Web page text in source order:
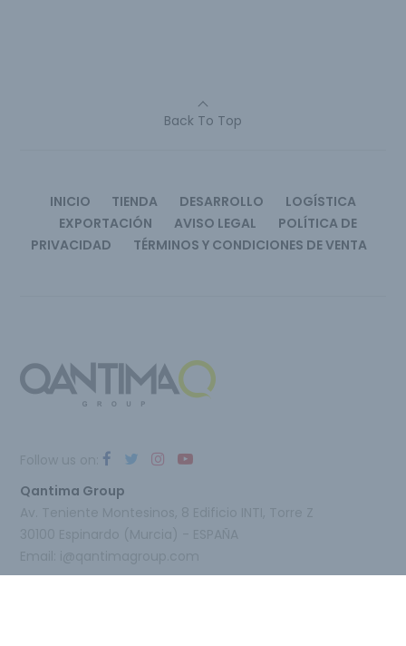
Back To Top
INICIO TIENDA DESARROLLO
LOGÍSTICA
EXPORTACIÓN
AVISO LEGAL
POLÍTICA DE
PRIVACIDAD
TÉRMINOS Y CONDICIONES DE VENTA
Qantima Group